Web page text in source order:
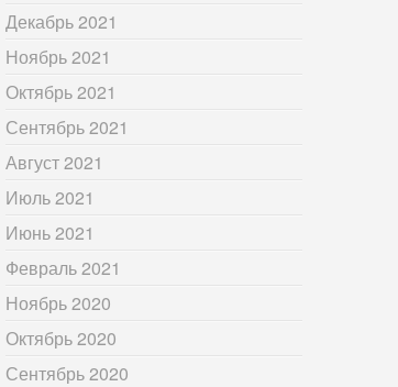
Декабрь 2021
Ноябрь 2021
Октябрь 2021
Сентябрь 2021
Август 2021
Июль 2021
Июнь 2021
Февраль 2021
Ноябрь 2020
Октябрь 2020
Сентябрь 2020